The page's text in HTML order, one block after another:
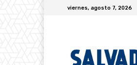
viernes, agosto 7, 2026